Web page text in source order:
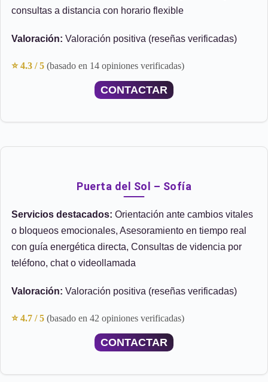
consultas a distancia con horario flexible
Valoración: Valoración positiva (reseñas verificadas)
⭐ 4.3 / 5 (basado en 14 opiniones verificadas)
CONTACTAR
Puerta del Sol – Sofía
Servicios destacados: Orientación ante cambios vitales
o bloqueos emocionales, Asesoramiento en tiempo real
con guía energética directa, Consultas de videncia por
teléfono, chat o videollamada
Valoración: Valoración positiva (reseñas verificadas)
⭐ 4.7 / 5 (basado en 42 opiniones verificadas)
CONTACTAR